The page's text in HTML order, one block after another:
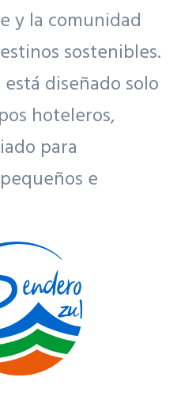
y la comunidad
sostenibles.
diseñado solo
hoteleros,
para
e